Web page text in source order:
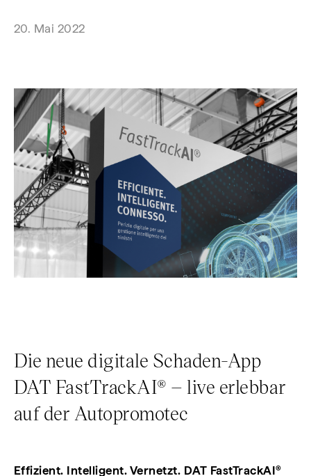
20. Mai 2022
Die neue digitale Schaden-App
DAT FastTrackAI® – live erlebbar
auf der Autopromotec
Effizient. Intelligent. Vernetzt. DAT FastTrackAI®